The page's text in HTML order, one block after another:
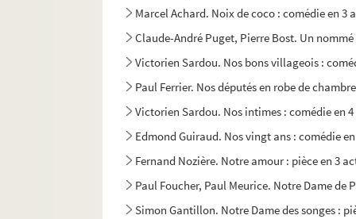
Marcel Achard. Noix de coco : comédie en 3
Claude-André Puget, Pierre Bost. Un
Victorien Sardou. Nos bons villageois :
Paul Ferrier. Nos députés en robe de
Victorien Sardou. Nos intimes : comédie en 4
Edmond Guiraud. Nos vingt ans : comédie
Fernand Nozière. Notre amour : pièce en 3
Paul Foucher, Paul Meurice. Notre Dame
Simon Gantillon. Notre Dame des songes :